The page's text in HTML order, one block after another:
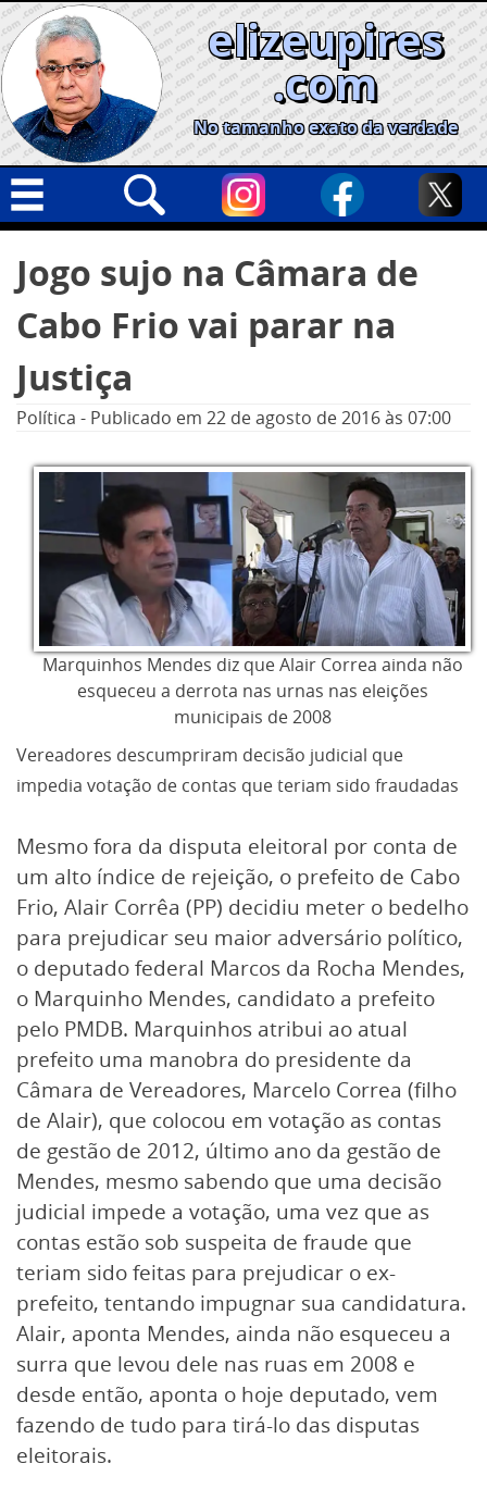
Skip
to
content
elizeupires
.com
No tamanho exato da verdade
Geral
Cidades
Política
Nacional
Informe especial
por:
Jogo sujo na Câmara de
Cabo Frio vai parar na
Justiça
Política - Publicado em 22 de agosto de 2016às 07:00
Marquinhos Mendes diz que Alair Correa ainda não
esqueceu a derrota nas urnas nas eleições
municipais de 2008
Vereadores descumpriram decisão judicial que
impedia votação de contas que teriam sido fraudadas
Mesmo fora da disputa eleitoral por conta de
um alto índice de rejeição, o prefeito de Cabo
Frio, Alair Corrêa (PP) decidiu meter o bedelho
para prejudicar seu maior adversário político,
o deputado federal Marcos da Rocha Mendes,
o Marquinho Mendes, candidato a prefeito
pelo PMDB. Marquinhos atribui ao atual
prefeito uma manobra do presidente da
Câmara de Vereadores, Marcelo Correa (filho
de Alair), que colocou em votação as contas
de gestão de 2012, último ano da gestão de
Mendes, mesmo sabendo que uma decisão
judicial impede a votação, uma vez que as
contas estão sob suspeita de fraude que
teriam sido feitas para prejudicar o ex-
prefeito, tentando impugnar sua candidatura.
Alair, aponta Mendes, ainda não esqueceu a
surra que levou dele nas ruas em 2008 e
desde então, aponta o hoje deputado, vem
fazendo de tudo para tirá-lo das disputas
eleitorais.